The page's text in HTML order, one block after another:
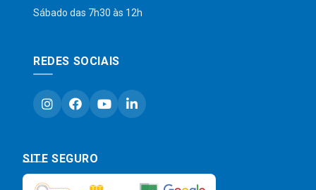
Sábado das 7h30 às 12h
REDES SOCIAIS
SITE SEGURO